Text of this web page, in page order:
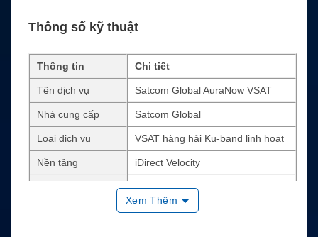
Thông số kỹ thuật
Thông tin Chi tiết
Tên dịch vụ Satcom Global AuraNow VSAT
Nhà cung cấp Satcom Global
Loại dịch vụ VSAT hàng hải Ku-band linh hoạt
Nền tảng iDirect Velocity
MIR/CIR Ku-band từ 64 Kbps đến 2
0 Mbps
Xem Thêm